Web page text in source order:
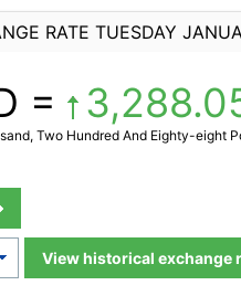
RATE TUESDAY
=
Two Hundred And Eighty-eight
View historical exchange